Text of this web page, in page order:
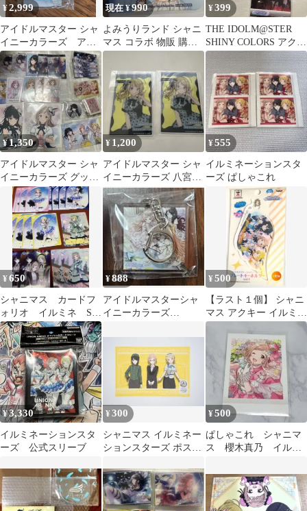
¥2,999
アイドルマスター シャ
イニーカラーズ アク
リルスタンド 浅倉
透 水族館
現在 ¥990
よみうりランド シャニ
マス コラボ 物販 購入
特典 コースター 風野灯
織
¥399
THE IDOLM@STER
SHINY COLORS アクリ
ルスタンドとカード
¥ 1,350
アイドルマスター シャ
イニーカラーズ グッズ
セット
¥ 1,200
アイドルマスター シャ
イニーカラーズ 八宮め
ぐる アクリルカード 2
枚セット
¥555
イルミネーションスタ
ーズ ぱしゃこれ
¥650
シャニマス カードフ
ォリオ イルミネ SR
以下 17枚
¥888
アイドルマスターシャ
イニーカラーズ
ーホルダー
¥500
【ラスト１個】 シャニ
マス アクキー イルミネ
ーションスターズ ナム
コ限定
¥3,330
イルミネーションスタ
ーズ 公式スリーブ
¥300
シャニマス イルミネー
ションスターズ ポスト
¥500
ぱしゃこれ シャニマ
ス 櫻木真乃 イルミ
アイマス チェキ